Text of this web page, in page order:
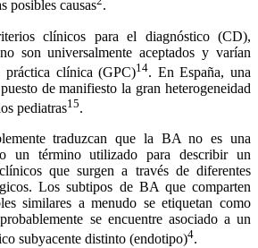
posibles causas .
clínicos para el diagnóstico (CD),
son universalmente aceptados y varían
práctica clínica (GPC)14. En España, una
de manifiesto la gran heterogeneidad
pediatras15.
traduzcan que la BA no es una
un término utilizado para describir un
que surgen a través de diferentes
Los subtipos de BA que comparten
similares a menudo se etiquetan como
se encuentre asociado a un
subyacente distinto (endotipo)4.